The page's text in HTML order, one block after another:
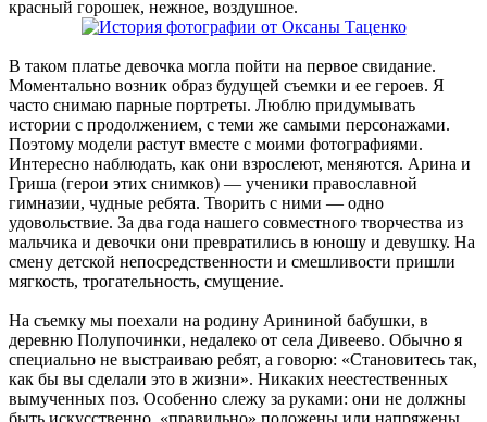
красный горошек, нежное, воздушное.
В таком платье девочка могла пойти на первое свидание.
Моментально возник образ будущей съемки и ее героев. Я
часто снимаю парные портреты. Люблю придумывать
истории с продолжением, с теми же самыми персонажами.
Поэтому модели растут вместе с моими фотографиями.
Интересно наблюдать, как они взрослеют, меняются. Арина и
Гриша (герои этих снимков) — ученики православной
гимназии, чудные ребята. Творить с ними — одно
удовольствие. За два года нашего совместного творчества из
мальчика и девочки они превратились в юношу и девушку. На
смену детской непосредственности и смешливости пришли
мягкость, трогательность, смущение.
На съемку мы поехали на родину Арининой бабушки, в
деревню Полупочинки, недалеко от села Дивеево. Обычно я
специально не выстраиваю ребят, а говорю: «Становитесь так,
как бы вы сделали это в жизни». Никаких неестественных
вымученных поз. Особенно слежу за руками: они не должны